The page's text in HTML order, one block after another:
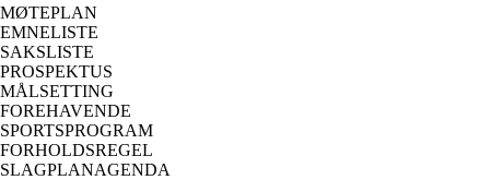
MØTEPLAN
EMNELISTE
SAKSLISTE
PROSPEKTUS
MÅLSETTING
FOREHAVENDE
SPORTSPROGRAM
FORHOLDSREGEL
SLAGPLANAGENDA